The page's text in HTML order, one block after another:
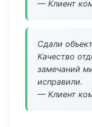
— Клиент
Сдали
Качество
замечаний
исправили.
— Клиент